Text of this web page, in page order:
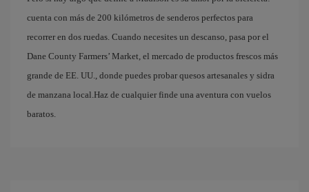
cuenta con más de 200 kilómetros de senderos perfectos para
recorrer en dos ruedas. Cuando necesites un descanso, pasa por el
Dane County Farmers’ Market, el mercado de productos frescos más
grande de EE. UU., donde puedes probar quesos artesanales y sidra
de manzana local.Haz de cualquier finde una aventura con vuelos
baratos.